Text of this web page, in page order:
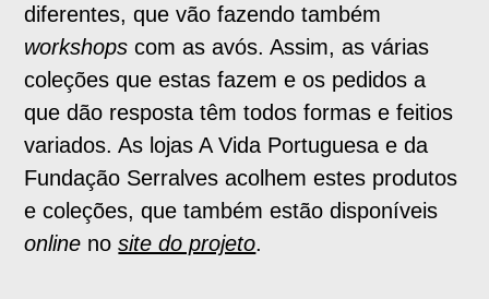
diferentes, que vão fazendo também
workshopscom as avós. Assim, as várias
coleções que estas fazem e os pedidos a
que dão resposta têm todos formas e feitios
variados. As lojas A Vida Portuguesa e da
Fundação Serralves acolhem estes produtos
e coleções, que também estão disponíveis
online nosite do projeto.